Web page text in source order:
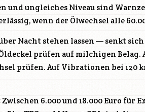
und ungleiches Niveau sind
wenn der Ölwechsel alle
Nacht stehen lassen — senkt
prüfen auf milchigen Belag.
prüfen. Auf Vibrationen bei 120
Zwischen 6.000 und 18.000 Euro für